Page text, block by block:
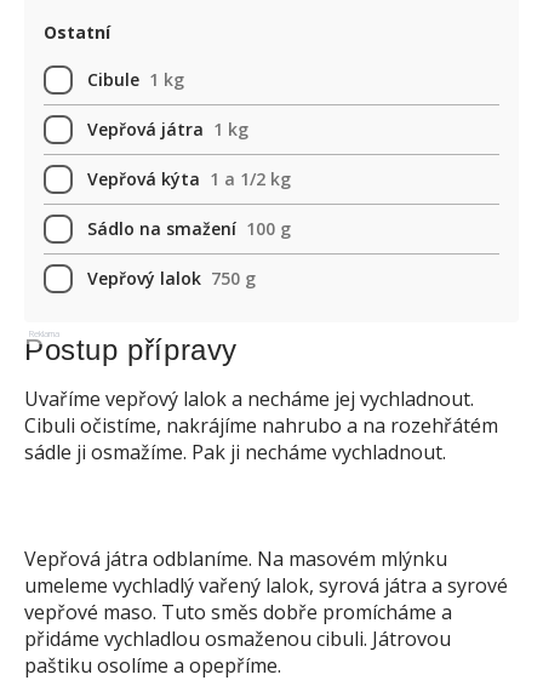
Ostatní
Cibule 1 kg
Vepřová játra 1 kg
Vepřová kýta 1 a 1/2 kg
Sádlo na smažení 100 g
Vepřový lalok 750 g
Reklama
Postup přípravy
Uvaříme vepřový lalok a necháme jej vychladnout.
Cibuli očistíme, nakrájíme nahrubo a na rozehřátém
sádle ji osmažíme. Pak ji necháme vychladnout.
Vepřová játra odblaníme. Na masovém mlýnku
umeleme vychladlý vařený lalok, syrová játra a syrové
vepřové maso. Tuto směs dobře promícháme a
přidáme vychladlou osmaženou cibuli. Játrovou
paštiku osolíme a opepříme.